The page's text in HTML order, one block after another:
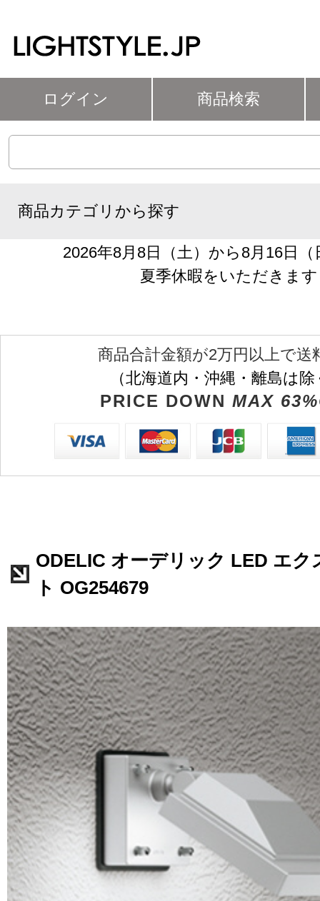
ログイン 商品検索
商品カテゴリから探す
2026年8月8日（土）から8月16日
夏季休暇をいただきます
商品合計金額が2万円以上で送
（北海道内・沖縄・離島は
PRICE DOWN MAX
ODELIC オーデリック LED エク
ト OG254679